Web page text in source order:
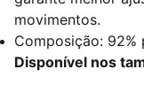
movimentos.
Composição: 92%
Disponível nos